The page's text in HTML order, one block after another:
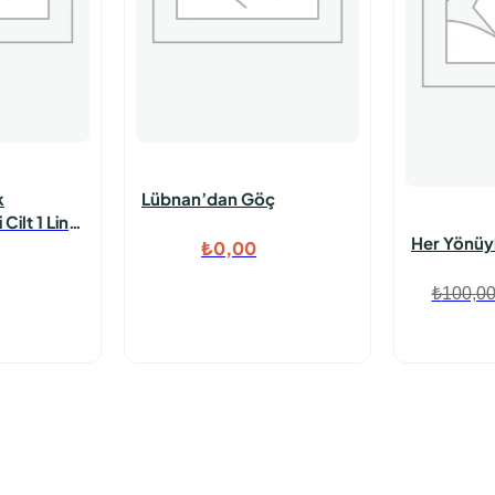
1 Link
Lübnan’dan Göç
₺0,00 Her
₺100,00